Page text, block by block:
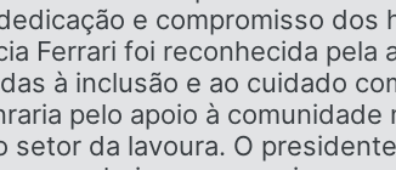
e compromisso dos
Ferrari foi reconhecida pela
à inclusão e ao cuidado
pelo apoio à comunidade
da lavoura. O